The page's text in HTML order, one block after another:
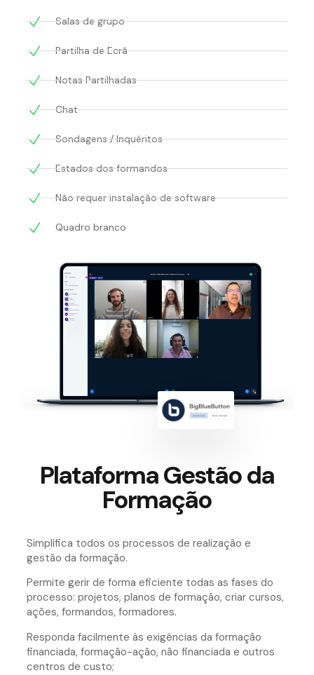
Salas de grupo
Partilha de Ecrã
Notas Partilhadas
Chat
Sondagens / Inquéritos
Estados dos formandos
Não requer instalação de software
Quadro branco
Plataforma Gestão da
Formação
Simplifica todos os processos de realização e
gestão da formação.
Permite gerir de forma eficiente todas as fases do
processo: projetos, planos de formação, criar cursos,
ações, formandos, formadores.
Responda facilmente às exigências da formação
financiada, formação-ação, não financiada e outros
centros de custo;